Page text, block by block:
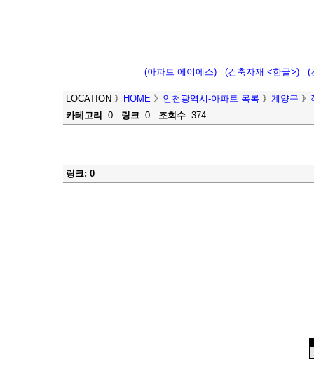
(아파트 에이에스) (건축자재 <한글>) (
LOCATION 》 HOME 》 인천광역시-아파트 목록 》 계양구 》
카테고리 : 0 링크: 0 조회수: 374
링크: 0